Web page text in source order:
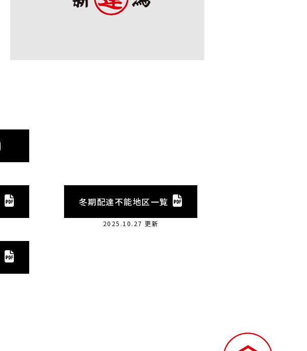
冬期配達不能地区一覧
2025.10.27 更新